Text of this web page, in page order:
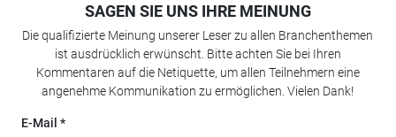
SAGEN SIE UNS IHRE MEINUNG
Die qualifizierte Meinung unserer Leser zu allen Branchenthemen
ist ausdrücklich erwünscht. Bitte achten Sie bei Ihren
Kommentaren auf die Netiquette, um allen Teilnehmern eine
angenehme Kommunikation zu ermöglichen. Vielen Dank!
E-Mail